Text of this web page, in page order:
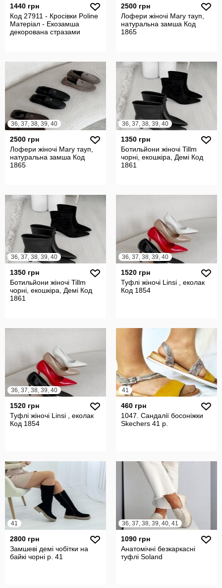
1440 грн
Код 27911 - Кросівки Poline
Матеріал - Екозамша
декорована стразами
2500 грн
Лофери жіночі Mary тауп,
натуральна замша Код
1865
36, 37, 38, 39, 40
2500 грн
Лофери жіночі Mary тауп,
натуральна замша Код
1865
36, 37, 38, 39, 40
1350 грн
Ботильйони жіночі Tillm
чорні, екошкіра, Демі Код
1861
36, 37, 38, 39, 40
1350 грн
Ботильйони жіночі Tillm
чорні, екошкіра, Демі Код
1861
36, 37, 38, 39, 40
1520 грн
Туфлі жіночі Linsi , еколак
Код 1854
36, 37, 38, 39, 40
1520 грн
Туфлі жіночі Linsi , еколак
Код 1854
41
460 грн
1047. Сандалії босоніжки
Skechers 41 р.
41
2800 грн
Замшеві демі чобітки на
байкі чорні р. 41
36, 37, 38, 39, 40, 41
1090 грн
Анатомічні безкаркасні
туфлі Soland